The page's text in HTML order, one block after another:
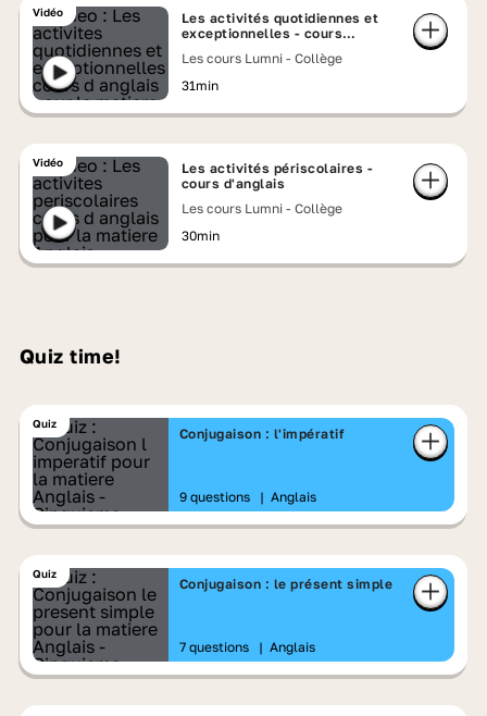
Vidéo
Les activités quotidiennes et
exceptionnelles - cours
Les cours Lumni - Collège
31min
Vidéo
Les activités périscolaires -
cours d'anglais
Les cours Lumni - Collège
30min
Quiz time!
Quiz
Conjugaison : l'impératif
9 questions | Anglais
Quiz
Conjugaison : le présent simple
7 questions | Anglais